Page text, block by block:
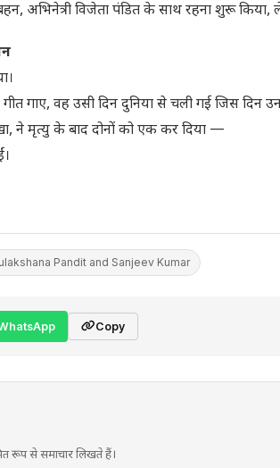
अभिनेत्री विजेता पंडित के साथ रहना शुरू
गाए, वह उसी दिन दुनिया से चली गई जिस दिन
ने मृत्यु के बाद दोनों को एक कर दिया —
Pandit and Sanjeev Kumar
Copy
रूप से समाचार लिखते हैं।